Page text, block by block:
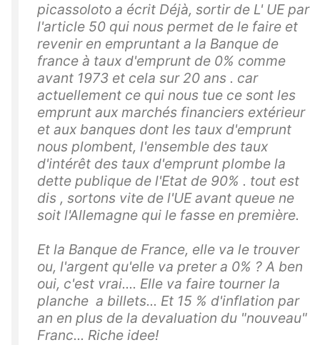
picassoloto a écrit Déjà, sortir de L' UE par
l'article 50 qui nous permet de le faire et
revenir en empruntant a la Banque de
france à taux d'emprunt de 0% comme
avant 1973 et cela sur 20 ans . car
actuellement ce qui nous tue ce sont les
emprunt aux marchés financiers extérieur
et aux banques dont les taux d'emprunt
nous plombent, l'ensemble des taux
d'intérêt des taux d'emprunt plombe la
dette publique de l'Etat de 90% . tout est
dis , sortons vite de l'UE avant queue ne
soit l'Allemagne qui le fasse en première.
Et la Banque de France, elle va le trouver
ou, l'argent qu'elle va preter a 0% ? A ben
oui, c'est vrai.... Elle va faire tourner la
planche a billets... Et 15 % d'inflation par
an en plus de la devaluation du "nouveau"
Franc... Riche idee!